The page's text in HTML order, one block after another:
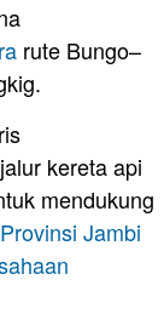
rute Bungo–
kereta api
mendukung
Provinsi Jambi